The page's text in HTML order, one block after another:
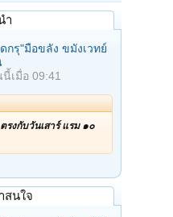
ำ
กรุ"มือขลัง ขมังเวทย์
นี้เมื่อ 09:41
งกับวันเสาร์ แรม ๑๐
สนใจ